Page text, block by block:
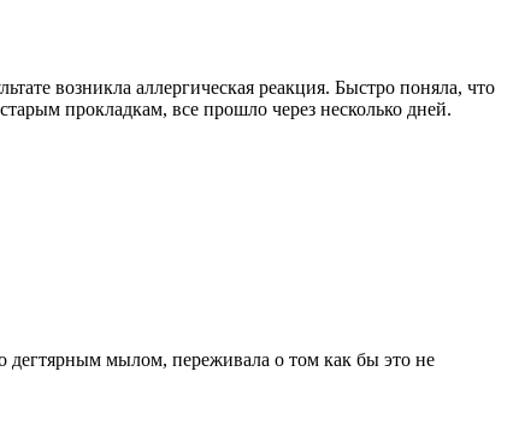
возникла аллергическая реакция. Быстро поняла, что
прокладкам, все прошло через несколько дней.
дегтярным мылом, переживала о том как бы это не